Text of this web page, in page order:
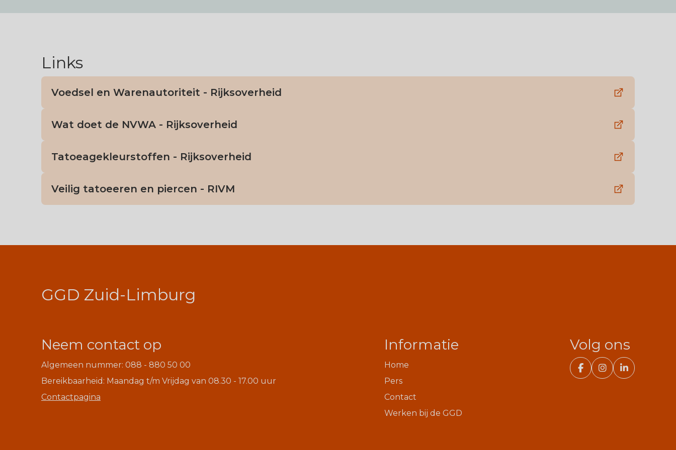
Links
Voedsel en Warenautoriteit - Rijksoverheid
Wat doet de NVWA - Rijksoverheid
Tatoeagekleurstoffen - Rijksoverheid
Veilig tatoeeren en piercen - RIVM
GGD Zuid-Limburg
Neem contact op
Algemeen nummer: 088 - 880 50 00
Bereikbaarheid: Maandag t/m Vrijdag van 08.30 - 17.00 uur
Contactpagina
Informatie
Home
Pers
Contact
Werken bij de GGD
Volg ons